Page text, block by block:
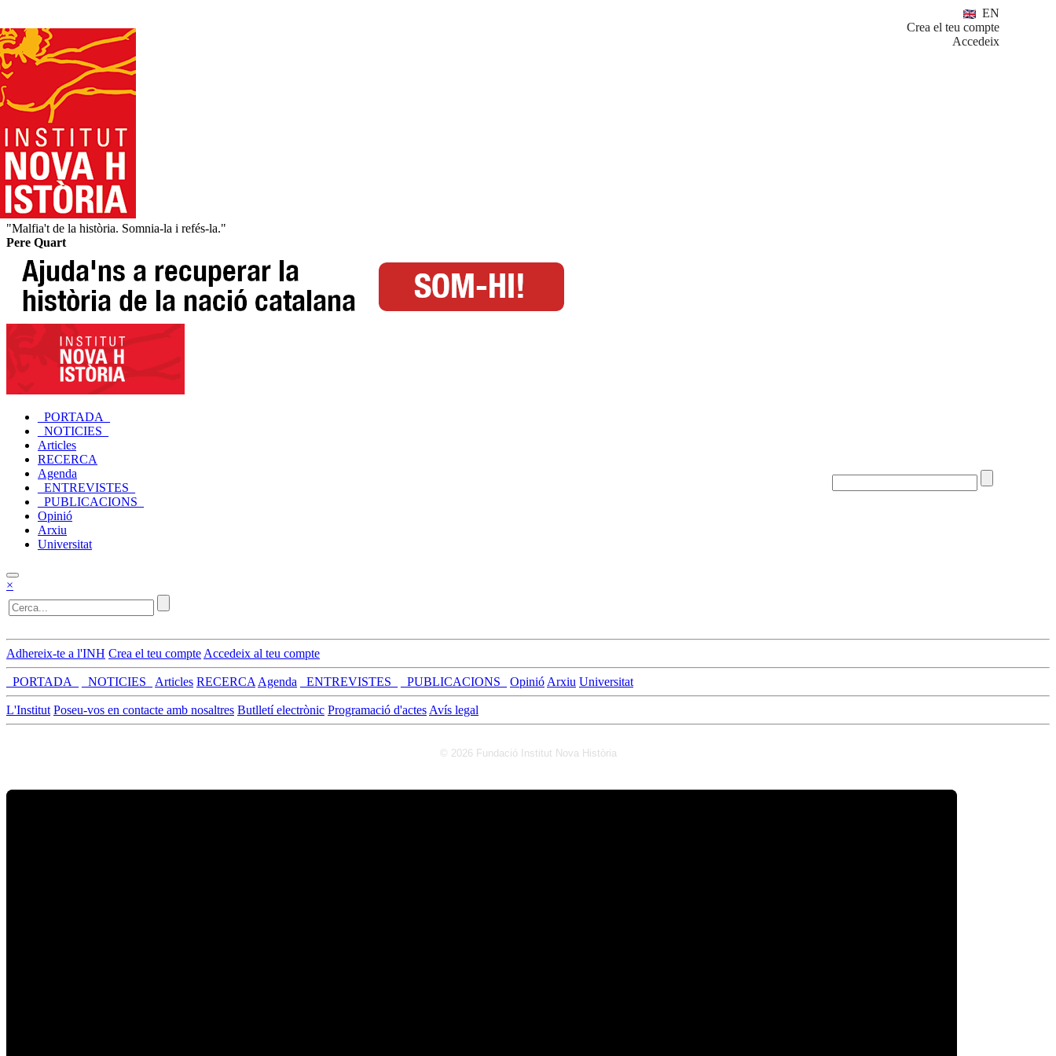
EN
Crea el teu compte
Accedeix
"Malfia't de la història. Somnia-la i refés-la."
Pere Quart
_PORTADA_
_NOTICIES_
Articles
RECERCA
Agenda
_ENTREVISTES_
_PUBLICACIONS_
Opinió
Arxiu
Universitat
×
Adhereix-te a l'INH Crea el teu compte Accedeix al teu compte
_PORTADA_ _NOTICIES_ Articles RECERCA Agenda _ENTREVISTES_ _PUBLICACIONS_ Opinió Arxiu Universitat
L'Institut Poseu-vos en contacte amb nosaltres Butlletí electrònic Programació d'actes Avís legal
© 2026 Fundació Institut Nova Història